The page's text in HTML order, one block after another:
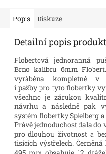
Popis Diskuze
Detailní popis
Flobertová jednoranná
Brno kalibru 6mm
vyráběna kompletně v
i pažby pro tyto flobertky
všechno je zárukou
návrhu a následně pak
systém flobertky Spielberg
Právě jednoduchost dala
pro dlouhou životnost a
tisících výstřelech.